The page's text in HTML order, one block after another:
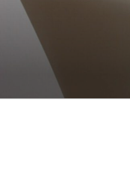
springen